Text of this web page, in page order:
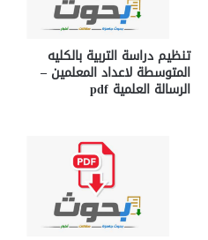
تنظيم دراسة التربية بالكليه
المتوسطة لاعداد المعلمين –
الرسالة العلمية pdf